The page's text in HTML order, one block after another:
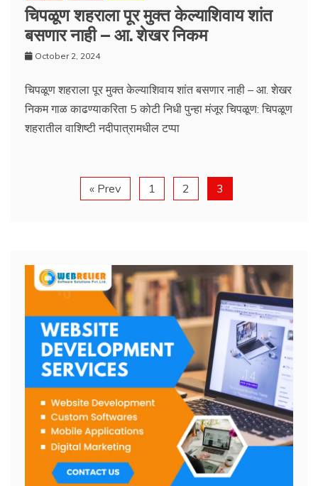
चिपळूण शहराला पूर मुक्त केल्याशिवाय शांत
बसणार नाही – आ. शेखर निकम
October 2, 2024
चिपळूण शहराला पूर मुक्त केल्याशिवाय शांत बसणार नाही – आ. शेखर
निकम गाळ काढण्याकरिता 5 कोटी निधी पुन्हा मंजूर चिपळूण: चिपळूण
शहरातील वाशिष्टी नदीपात्रामधील टप्पा
« Prev 1 2 3